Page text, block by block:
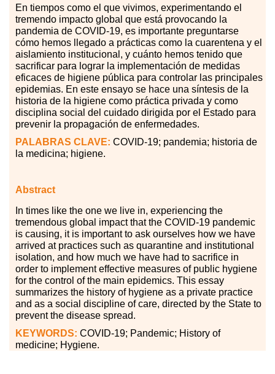
En tiempos como el que vivimos, experimentando el
tremendo impacto global que está provocando la
pandemia de COVID-19, es importante preguntarse
cómo hemos llegado a prácticas como la cuarentena y el
aislamiento institucional, y cuánto hemos tenido que
sacrificar para lograr la implementación de medidas
eficaces de higiene pública para controlar las principales
epidemias. En este ensayo se hace una síntesis de la
historia de la higiene como práctica privada y como
disciplina social del cuidado dirigida por el Estado para
prevenir la propagación de enfermedades.
PALABRAS CLAVE: COVID-19; pandemia; historia de
la medicina; higiene.
Abstract
In times like the one we live in, experiencing the
tremendous global impact that the COVID-19 pandemic
is causing, it is important to ask ourselves how we have
arrived at practices such as quarantine and institutional
isolation, and how much we have had to sacrifice in
order to implement effective measures of public hygiene
for the control of the main epidemics. This essay
summarizes the history of hygiene as a private practice
and as a social discipline of care, directed by the State to
prevent the disease spread.
KEYWORDS: COVID-19; Pandemic; History of
medicine; Hygiene.